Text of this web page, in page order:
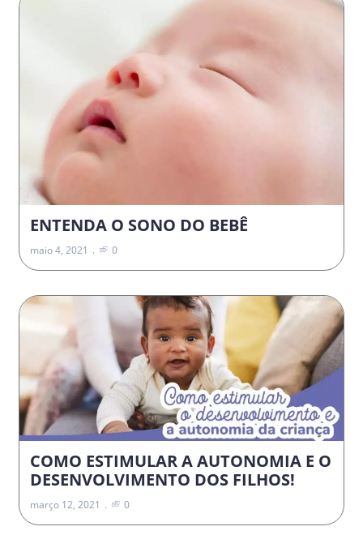
ENTENDA O SONO DO BEBÊ
maio 4, 2021 0
COMO ESTIMULAR A AUTONOMIA E O
DESENVOLVIMENTO DOS FILHOS!
março 12, 2021 0